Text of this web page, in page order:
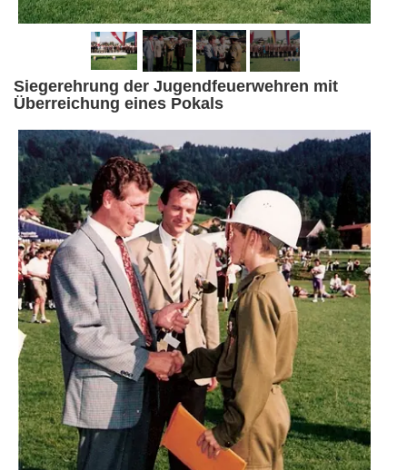
Siegerehrung der Jugendfeuerwehren mit
Überreichung eines Pokals